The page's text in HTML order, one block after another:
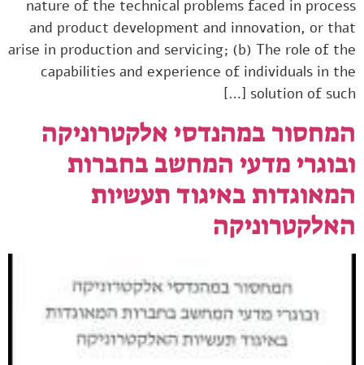
nature of the technical problems faced in process
and product development and innovation, or that
arise in production and servicing; (b) The role of the
capabilities and experience of individuals in the
solution of such […]
המחסור במהנדסי אלקטרוניקה
ובוגרי מדעי המחשב בחברות
המאוגדות באיגוד תעשיות
האלקטרוניקה